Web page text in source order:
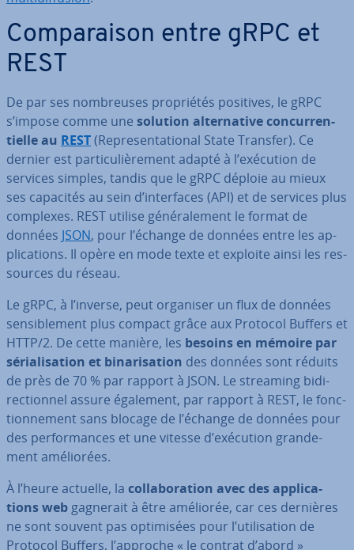
Com­pa­rai­son entre gRPC et
REST
De par ses nom­breuses pro­prié­tés positives, le gRPC
s’impose comme une solution al­ter­na­tive con­cur­ren­
tielle au REST(Re­pre­sen­ta­tio­nal State Transfer). Ce
dernier est par­ti­cu­liè­re­ment adapté à l’exécution de
services simples, tandis que le gRPC déploie au mieux
ses capacités au sein d’in­ter­faces (API) et de services plus
complexes. REST utilise gé­né­ra­le­ment le format de
données JSON, pour l’échange de données entre les ap­
pli­ca­tions. Il opère en mode texte et exploite ainsi les res­
sources du réseau.
Le gRPC, à l’inverse, peut organiser un flux de données
sen­si­ble­ment plus compact grâce aux Protocol Buffers et
HTTP/2. De cette manière, les besoins en mémoire par
sé­ria­li­sa­tion et bi­na­ri­sa­tion des données sont réduits
de près de 70 % par rapport à JSON. Le streaming bi­di­
rec­tion­nel assure également, par rapport à REST, le fonc­
tion­ne­ment sans blocage de l’échange de données pour
des per­for­mances et une vitesse d’exécution gran­de­
ment amé­lio­rées.
À l’heure actuelle, la col­la­bo­ra­tion avec des ap­pli­ca­
tions web gagnerait à être améliorée, car ces dernières
ne sont souvent pas op­ti­mi­sées pour l’uti­li­sa­tion de
Protocol Buffers, l’approche « le contrat d’abord »